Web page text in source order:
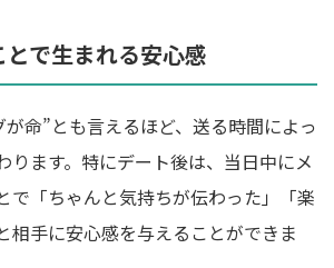
で生まれる安心感
命”とも言えるほど、送る時間によっ
ります。特にデート後は、当日中にメ
で「ちゃんと気持ちが伝わった」「楽
相手に安心感を与えることができま